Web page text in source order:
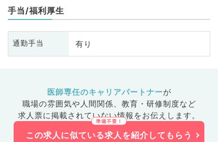
手当/福利厚生
通勤手当 有り
医師専任のキャリアパートナーが
職場の雰囲気や人間関係、 教育・研修制度など
求人票に掲載されていない情報をお伝えします。
この求人に似ている求人を紹介してもらう